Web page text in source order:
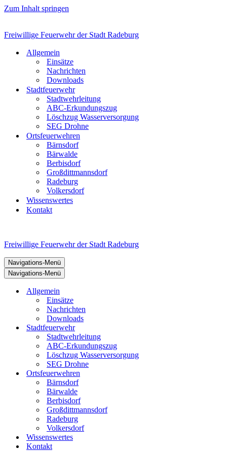
Zum Inhalt springen
Freiwillige Feuerwehr der Stadt Radeburg
Allgemein
Einsätze
Nachrichten
Downloads
Stadtfeuerwehr
Stadtwehrleitung
ABC-Erkundungszug
Löschzug Wasserversorgung
SEG Drohne
Ortsfeuerwehren
Bärnsdorf
Bärwalde
Berbisdorf
Großdittmannsdorf
Radeburg
Volkersdorf
Wissenswertes
Kontakt
Freiwillige Feuerwehr der Stadt Radeburg
Navigations-Menü
Navigations-Menü
Allgemein
Einsätze
Nachrichten
Downloads
Stadtfeuerwehr
Stadtwehrleitung
ABC-Erkundungszug
Löschzug Wasserversorgung
SEG Drohne
Ortsfeuerwehren
Bärnsdorf
Bärwalde
Berbisdorf
Großdittmannsdorf
Radeburg
Volkersdorf
Wissenswertes
Kontakt